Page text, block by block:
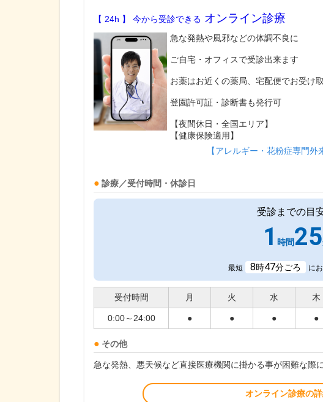
【 24h 】 今から受診できる オンライン診療
急な発熱や風邪などの体調不良に
ご自宅・オフィスで受診出来ます
お薬はお近くの薬局、宅配便でお受け
登園許可証・診断書も発行可
【夜間休日・全国エリア】
【健康保険適用】
【アレルギー・花粉症専門外
診療／受付時間・休診日
受診までの目
1 時間25
最短 8時47分ごろ に
受付時間 月 火 水 木
0:00～24:00 ● ● ● ●
その他
急な発熱、悪天候など直接医療機関に掛かる事が困難な際
オンライン診療の